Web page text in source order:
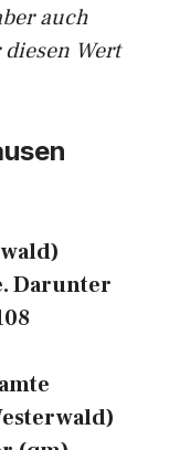
auch
Wert
Darunter